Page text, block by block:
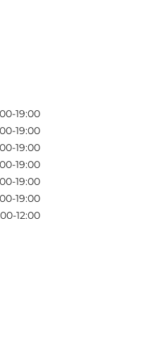
19:00
19:00
19:00
19:00
19:00
19:00
12:00